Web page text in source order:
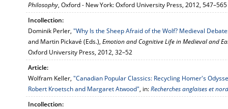
Philosophy, Oxford - New York: Oxford University Press, 2012, 547–565
Incollection:
Dominik Perler, "Why Is the Sheep Afraid of the Wolf? Medieval
and Martin Pickavé (Eds.), Emotion and Cognitive Life in Medieval and
Oxford University Press, 2012, 32–52
Article:
Wolfram Keller, "Canadian Popular Classics: Recycling Homer's
Robert Kroetsch and Margaret Atwood", in:Recherches anglaises et
Incollection: